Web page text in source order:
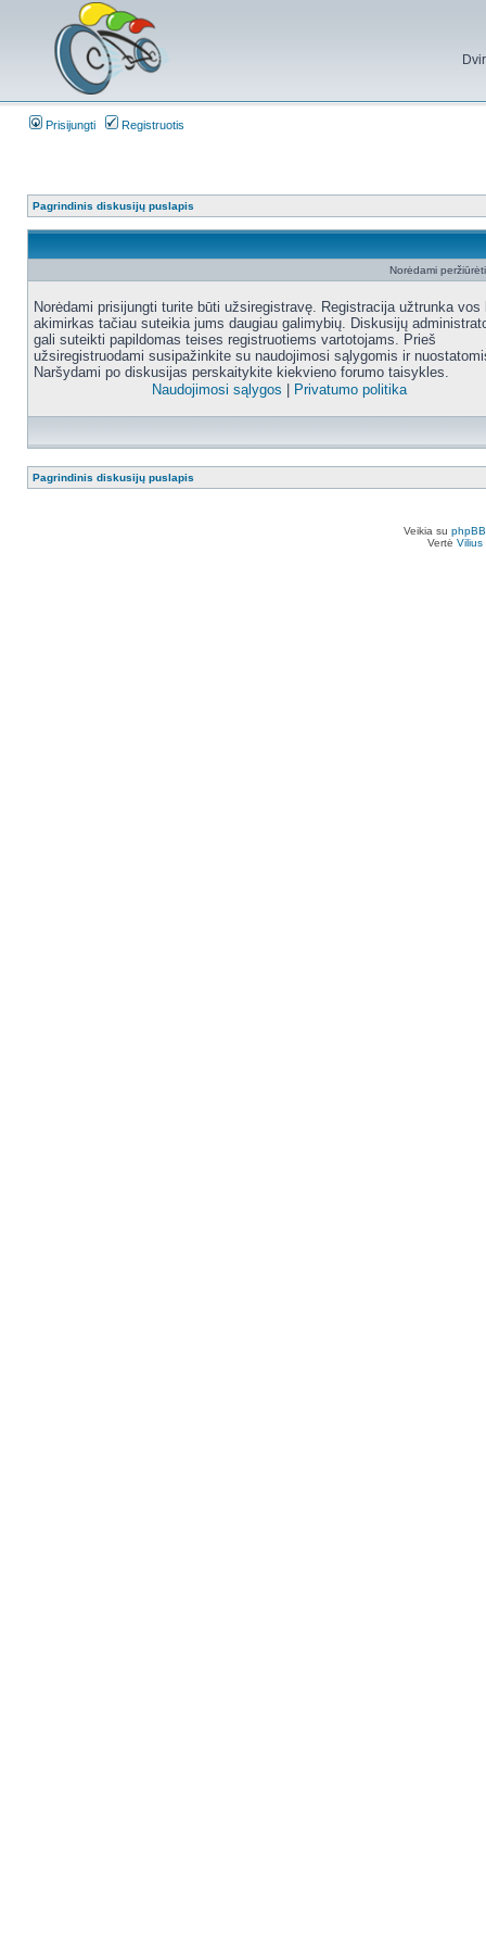
Prisijungti Registruotis
Pagrindinis diskusijų puslapis
Norėdami
Norėdami prisijungti turite būti užsiregistravę. Registracija užtrunka vos
akimirkas tačiau suteikia jums daugiau galimybių. Diskusijų
gali suteikti papildomas teises registruotiems vartotojams. Prieš
užsiregistruodami susipažinkite su naudojimosi sąlygomis ir
Naršydami po diskusijas perskaitykite kiekvieno forumo taisykles.
Naudojimosi sąlygos
Privatumo politika
Pagrindinis diskusijų puslapis
Veikia su phpBB
Vertė Vilius